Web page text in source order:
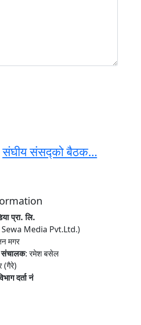
संघीय संसद्को बैठक...
प्रा. लि.
Media Pvt.Ltd.)
मगर
संचालक: रमेश बसेल
(गैरे)
दर्ता नं